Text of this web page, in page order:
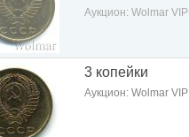
Аукцион: Wolmar VIP
3 копейки
Аукцион: Wolmar VIP